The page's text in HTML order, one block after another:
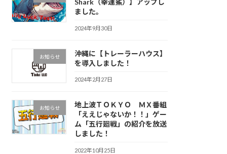
Shark（幸運鯊）】アップし
ました。
2024年9月30日
お知らせ
沖縄に【トレーラーハウス】
を導入しました！
2024年2月27日
お知らせ
地上波ＴＯＫＹＯ ＭＸ番組
「ええじゃないか！！」ゲー
ム「五行廻戦」の紹介を放送
しました！
2022年10月25日